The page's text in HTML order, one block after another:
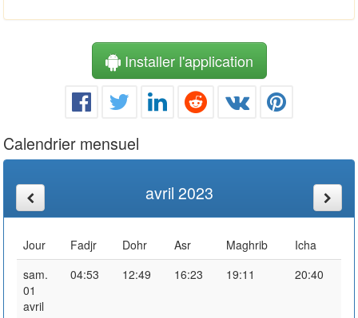
Installer l'application
Calendrier mensuel
avril 2023
Jour Fadjr Dohr Asr Maghrib
Icha
sam.
01
avril
04:53 12:49 16:23 19:11 20:40